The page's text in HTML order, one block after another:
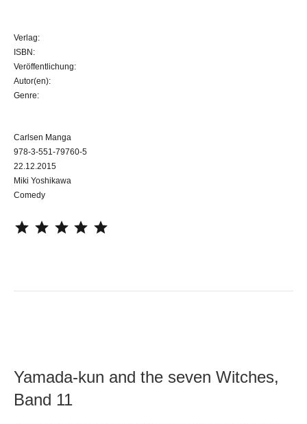
Verlag:
ISBN:
Veröffentlichung:
Autor(en):
Genre:
Carlsen Manga
978-3-551-79760-5
22.12.2015
Miki Yoshikawa
Comedy
Yamada-kun and the seven Witches,
Band 11